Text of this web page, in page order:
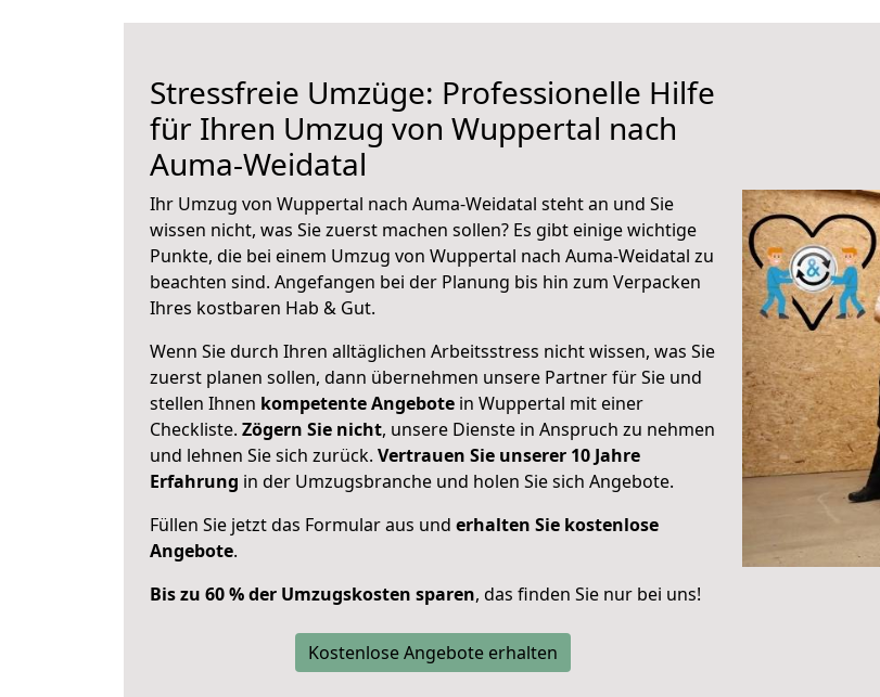
Stressfreie Umzüge: Professionelle Hilfe
für Ihren Umzug von Wuppertal nach
Auma-Weidatal
Ihr Umzug von Wuppertal nach Auma-Weidatal steht an und Sie
wissen nicht, was Sie zuerst machen sollen? Es gibt einige wichtige
Punkte, die bei einem Umzug von Wuppertal nach Auma-Weidatal zu
beachten sind. Angefangen bei der Planung bis hin zum Verpacken
Ihres kostbaren Hab & Gut.
Wenn Sie durch Ihren alltäglichen Arbeitsstress nicht wissen, was Sie
zuerst planen sollen, dann übernehmen unsere Partner für Sie und
stellen Ihnen kompetente Angebote in Wuppertal mit einer
Checkliste. Zögern Sie nicht, unsere Dienste in Anspruch zu nehmen
und lehnen Sie sich zurück. Vertrauen Sie unserer 10 Jahre
Erfahrung in der Umzugsbranche und holen Sie sich Angebote.
Füllen Sie jetzt das Formular aus und erhalten Sie kostenlose
Angebote.
Bis zu 60 % der Umzugskosten sparen, das finden Sie nur bei uns!
Kostenlose Angebote erhalten